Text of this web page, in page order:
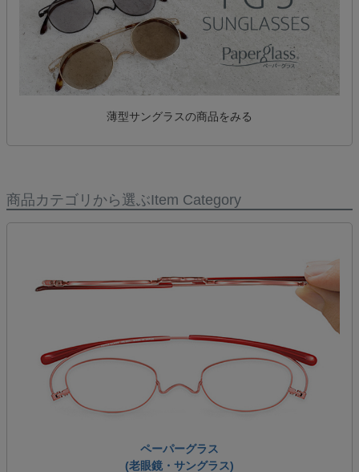
薄型サングラスの商品をみる
商品カテゴリから選ぶItem Category
ペーパーグラス
(老眼鏡・サングラス)